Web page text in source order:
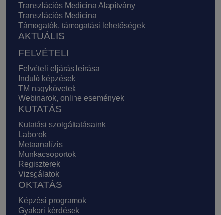
Transzlációs Medicina Alapítvány
Transzlációs Medicina
Támogatók, támogatási lehetőségek
AKTUÁLIS
FELVÉTELI
Felvételi eljárás leírása
Induló képzések
TM nagykövetek
Webinarok, online események
KUTATÁS
Kutatási szolgáltatásaink
Laborok
Metaanalízis
Munkacsoportok
Regiszterek
Vizsgálatok
OKTATÁS
Képzési programok
Gyakori kérdések